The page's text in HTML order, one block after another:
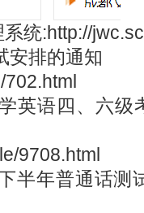
统:http://
安排的通知
702.html
英语四、六级
9708.html
半年普通话测